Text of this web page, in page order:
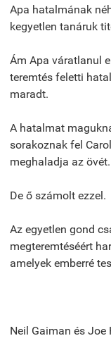
Apa hatalmának
kegyetlen tanáruk
Ám Apa váratlanul
teremtés feletti
maradt.
A hatalmat
sorakoznak fel
meghaladja az övét.
De ő számolt ezzel.
Az egyetlen gond
megteremtéséért
amelyek emberré
Neil Gaiman és